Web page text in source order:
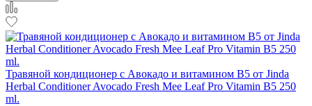
Травяной кондиционер с Авокадо и витамином B5 от Jinda
Herbal Conditioner Avocado Fresh Mee Leaf Pro Vitamin B5 250
ml.